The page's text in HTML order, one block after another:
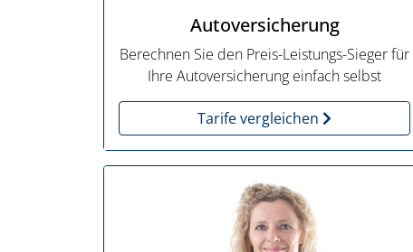
Autoversicherung
Berechnen Sie den Preis-Leistungs-Sieger für
Ihre Autoversicherung einfach selbst
Tarife vergleichen